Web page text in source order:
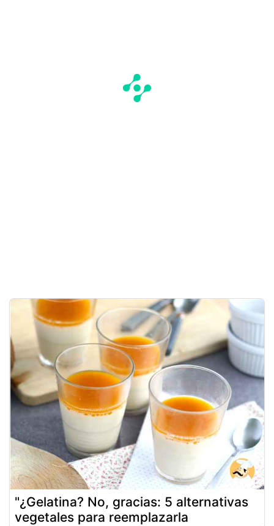
"¿Gelatina? No, gracias: 5 alternativas
vegetales para reemplazarla